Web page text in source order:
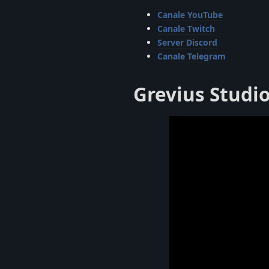
Canale YouTube
Canale Twitch
Server Discord
Canale Telegram
Grevius